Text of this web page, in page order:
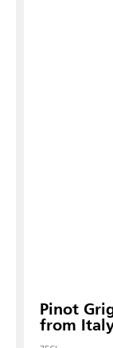
Pinot
from